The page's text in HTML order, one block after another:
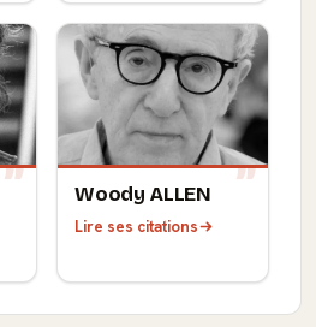
Woody ALLEN
Lire ses citations